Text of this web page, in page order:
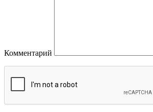
Комментарий